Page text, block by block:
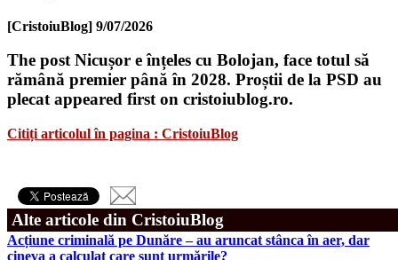
[CristoiuBlog] 9/07/2026
The post Nicușor e înțeles cu Bolojan, face totul să
rămână premier până în 2028. Proștii de la PSD au
plecat appeared first on cristoiublog.ro.
Citiți articolul în pagina : CristoiuBlog
Alte articole din CristoiuBlog
Acțiune criminală pe Dunăre – au aruncat stânca în aer, dar
cineva a calculat care sunt urmările?